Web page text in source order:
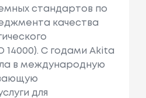
стандартов по
качества
14000). С годами Akita
в международную
для